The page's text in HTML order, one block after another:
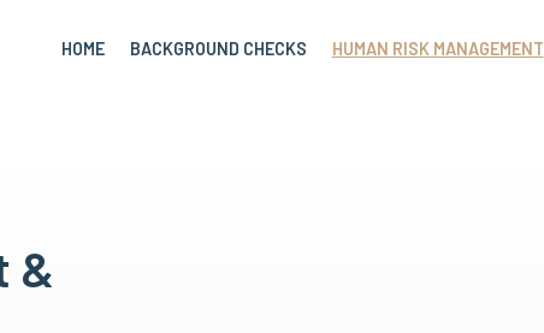
HOME BACKGROUND CHECKS HUMAN RISK MANAGEMENT
&